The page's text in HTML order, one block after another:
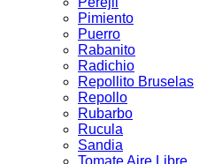
Pimiento
Puerro
Rabanito
Radichio
Repollito Bruselas
Repollo
Rubarbo
Rucula
Sandia
Tomate Aire Libre